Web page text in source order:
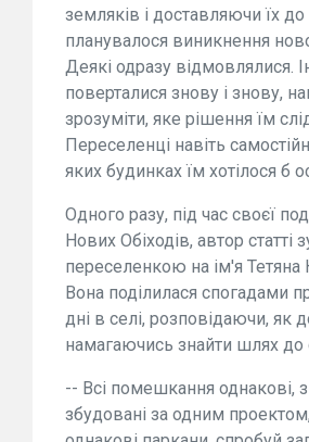
земляків і доставляючи їх до
планувалося виникнення
Деякі одразу відмовлялися.
поверталися знову і знову,
зрозуміти, яке рішення їм
Переселенці навіть
яких будинках їм хотілося б
Одного разу, під час своєї
Нових Обіходів, автор статті
переселенкою на ім'я Тетяна
Вона поділилася спогадами
дні в селі, розповідаючи, як
намагаючись знайти шлях до
-- Всі помешкання однакові, з
збудовані за одним